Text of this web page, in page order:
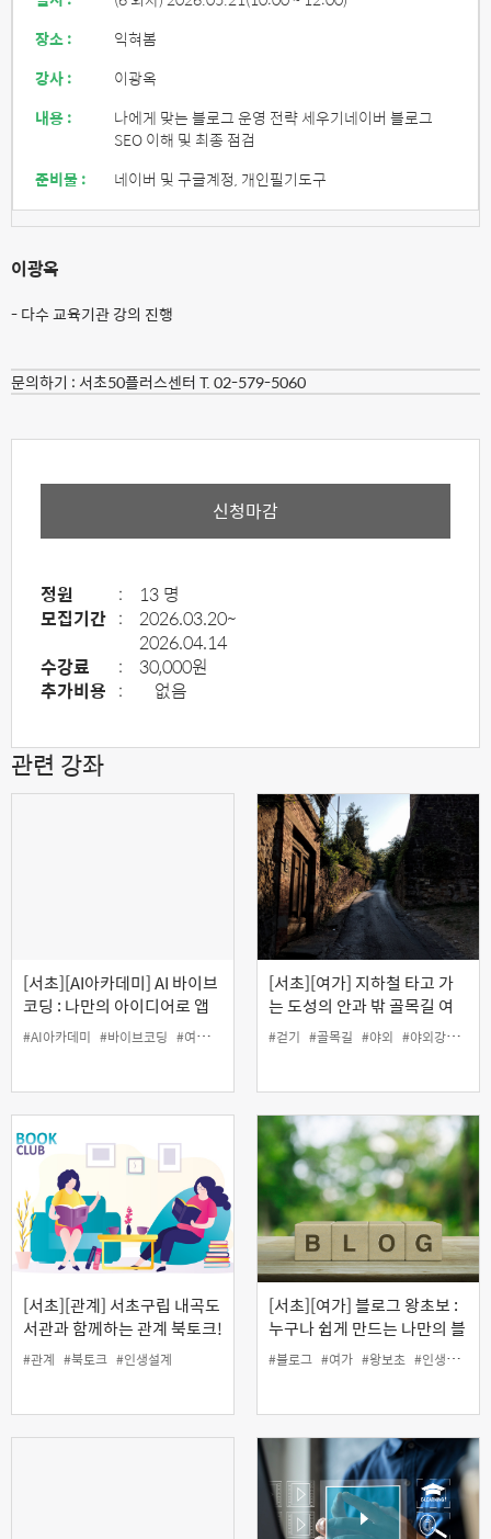
장소 :
익혀봄
강사 :
이광옥
내용 :
나에게 맞는 블로그 운영 전략 세우기네이버 블로그
SEO 이해 및 최종 점검
준비물 :
네이버 및 구글계정, 개인필기도구
이광옥
- 다수 교육기관 강의 진행
문의하기 : 서초50플러스센터 T. 02-579-5060
신청마감
정원 :
13 명
모집기간 :
2026.03.20~
2026.04.14
수강료
:
30,000원
추가비용 : 없음
관련 강좌
[서초][AI아카데미] AI 바이브
코딩 : 나만의 아이디어로 앱
만들기
#AI아카데미 #바이브코딩 #여가 #인생설계 #코딩
[서초][여가] 지하철 타고 가
는 도성의 안과 밖 골목길 여
행
#걷기 #골목길 #야외 #야외강좌
[서초][관계] 서초구립 내곡도
서관과 함께하는 관계 북토크!
'오십이 넘으면 세상이 보이는
이유'
#관계 #북토크 #인생설계
[서초][여가] 블로그 왕초보 :
누구나 쉽게 만드는 나만의 블
로그
#블로그 #여가 #왕보초 #인생설계